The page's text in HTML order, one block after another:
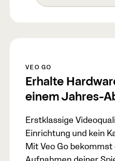
VEO GO
Erhalte
einem Jahres-
Erstklassige
Einrichtung und kein
Mit Veo Go